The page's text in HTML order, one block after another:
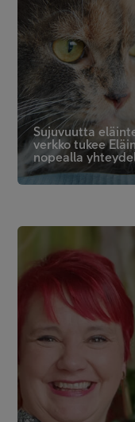
Sujuvuutta
verkko tukee
nopealla